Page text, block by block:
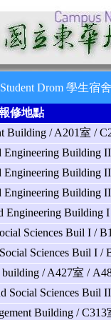
Student Drom 學生宿
修地點
Building / A201室 /
Engineering Building
Engineering Building
Engineering Building
Engineering Building
Sciences Buil I /
Sciences Buil I /
building / A427室 /
Social Sciences Buil
Building / C313